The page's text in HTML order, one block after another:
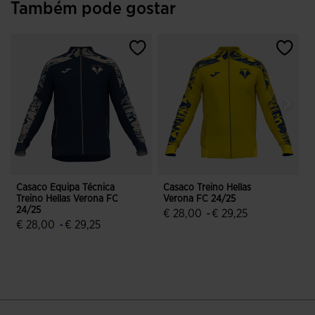
Também pode gostar
Casaco Equipa Técnica
Treino Hellas Verona FC
24/25
€ 28,00 - € 29,25
Casaco Treino Hellas
Verona FC 24/25
€ 28,00 - € 29,25